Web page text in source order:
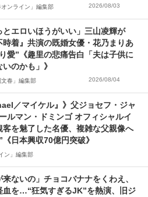
オンライン」編集部 2026/08/03
とエロいほうがいい」三山凌輝が
時着』共演の既婚女優・花乃まりあ
愛”《趣里の悲痛告白「夫は子供に
のかも」》
文春」編集部 2026/08/04
／マイケル』》父ジョセフ・ジャ
ルマン・ドミンゴ オフィシャルイ
客を魅了した名優、複雑な父親像へ
日本興収70億円突破》
ン」編集部
来ないの」チョコバナナをくわえ、
血を…“狂気すぎるJK”を熱演、旧ジ